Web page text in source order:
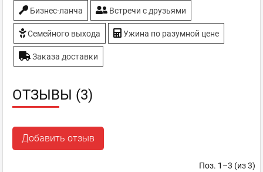
Бизнес-ланча Встречи с друзьями
Семейного выхода Ужина по разумной цене
Заказа доставки
ОТЗЫВЫ (3)
Добавить отзыв
Поз. 1–3 (из 3)